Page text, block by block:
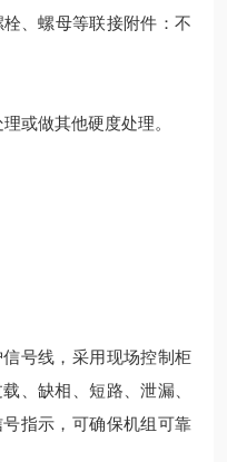
、螺母等联接附件：不
或做其他硬度处理。
号线，采用现场控制柜
、缺相、短路、泄漏、
指示，可确保机组可靠